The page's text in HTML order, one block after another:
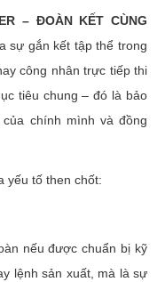
– ĐOÀN KẾT CÙNG
sự gắn kết tập thể trong
công nhân trực tiếp thi
tiêu chung – đó là bảo
chính mình và đồng
yếu tố then chốt:
nếu được chuẩn bị kỹ
lệnh sản xuất, mà là sự